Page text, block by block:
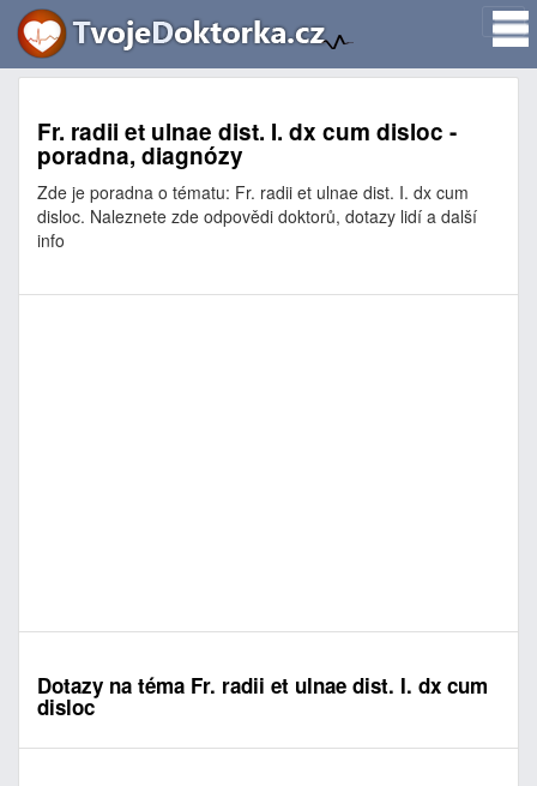
Fr. radii et ulnae dist. I. dx cum disloc -
poradna, diagnózy
Zde je poradna o tématu: Fr. radii et ulnae dist. I. dx cum
disloc. Naleznete zde odpovědi doktorů, dotazy lidí a další
info
Dotazy na téma Fr. radii et ulnae dist. I. dx cum
disloc